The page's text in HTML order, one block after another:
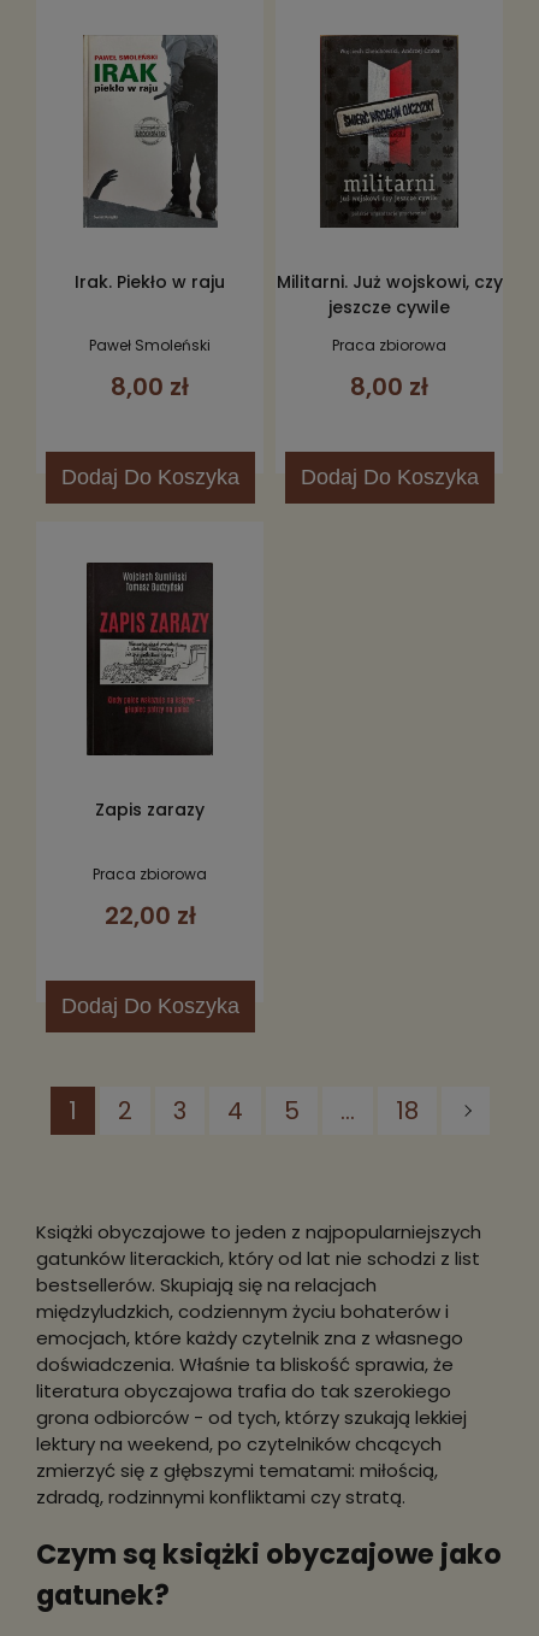
Irak. Piekło w raju
Paweł Smoleński
8,00 zł
Dodaj Do Koszyka
Militarni. Już wojskowi, czy
jeszcze cywile
Praca zbiorowa
8,00 zł
Dodaj Do Koszyka
Zapis zarazy
Praca zbiorowa
22,00 zł
Dodaj Do Koszyka
1 2 3 4 5 ... 18
Książki obyczajowe to jeden z najpopularniejszych
gatunków literackich, który od lat nie schodzi z list
bestsellerów. Skupiają się na relacjach
międzyludzkich, codziennym życiu bohaterów i
emocjach, które każdy czytelnik zna z własnego
doświadczenia. Właśnie ta bliskość sprawia, że
literatura obyczajowa trafia do tak szerokiego
grona odbiorców - od tych, którzy szukają lekkiej
lektury na weekend, po czytelników chcących
zmierzyć się z głębszymi tematami: miłością,
zdradą, rodzinnymi konfliktami czy stratą.
Czym są książki obyczajowe jako
gatunek?